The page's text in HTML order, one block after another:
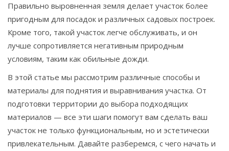
Правильно выровненная земля делает участок более
пригодным для посадок и различных садовых построек.
Кроме того, такой участок легче обслуживать, и он
лучше сопротивляется негативным природным
условиям, таким как обильные дожди.
В этой статье мы рассмотрим различные способы и
материалы для поднятия и выравнивания участка. От
подготовки территории до выбора подходящих
материалов — все эти шаги помогут вам сделать ваш
участок не только функциональным, но и эстетически
привлекательным. Давайте разберемся, с чего начать и